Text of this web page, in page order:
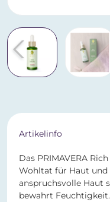
Artikelinfo
Das PRIMAVERA
Wohltat für Haut und
anspruchsvolle Haut
bewahrt